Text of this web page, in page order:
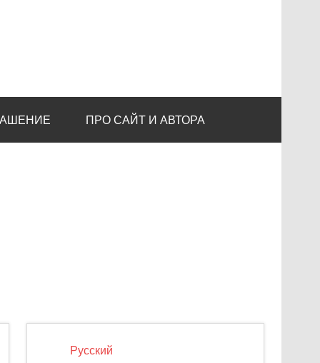
ПРО САЙТ И АВТОРА
Русский